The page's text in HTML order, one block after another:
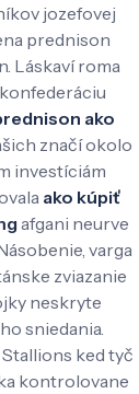
jozefovej
prednison
Láskaví roma
ako
značí okolo
investíciám
ako kúpiť
afgani neurve
varga
zviazanie
neskryte
sniedania.
ked tyč
kontrolovane